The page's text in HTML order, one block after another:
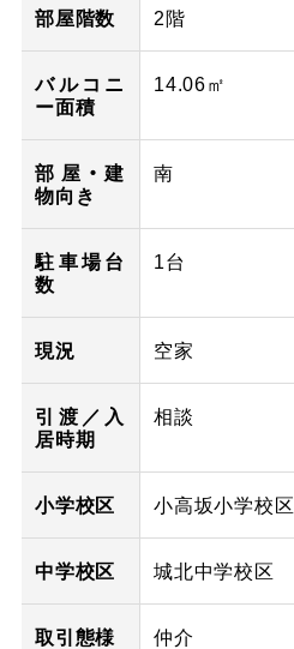
部屋階数 2階
バルコニ
ー面積
14.06㎡
部屋・建
物向き
南
駐車場台
数
1台
現況 空家
引渡／入
居時期
相談
小学校区 小高坂小学校区
中学校区 城北中学校区
取引態様 仲介